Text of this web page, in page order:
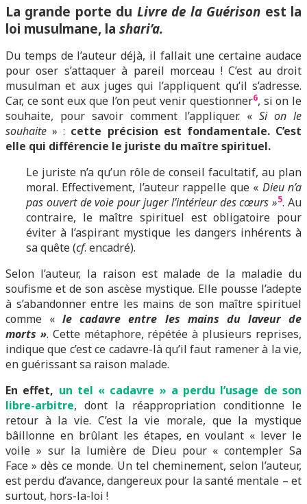
La grande porte du Livre de la Guérison est la
loi musulmane, la shari’a.
Du temps de l’auteur déjà, il fallait une certaine audace
pour oser s’attaquer à pareil morceau ! C’est au droit
musulman et aux juges qui l’appliquent qu’il s’adresse.
Car, ce sont eux que l’on peut venir questionner6, si on le
souhaite, pour savoir comment l’appliquer. « Si on le
souhaite » : cette précision est fondamentale. C’est
elle qui différencie le juriste du maître spirituel.
Le juriste n’a qu’un rôle de conseil facultatif, au plan
moral. Effectivement, l’auteur rappelle que « Dieu n’a
pas ouvert de voie pour juger l’intérieur des cœurs »5. Au
contraire, le maître spirituel est obligatoire pour
éviter à l’aspirant mystique les dangers inhérents à
sa quête (cf. encadré).
Selon l’auteur, la raison est malade de la maladie du
soufisme et de son ascèse mystique. Elle pousse l’adepte
à s’abandonner entre les mains de son maître spirituel
comme «le cadavre entre les mains du laveur de
morts ». Cette métaphore, répétée à plusieurs reprises,
indique que c’est ce cadavre-là qu’il faut ramener à la vie,
en guérissant sa raison malade.
En effet, un tel « cadavre » a perdu l’usage de son
libre-arbitre, dont la réappropriation conditionne le
retour à la vie. C’est la vie morale, que la mystique
bâillonne en brûlant les étapes, en voulant « lever le
voile » sur la lumière de Dieu pour « contempler Sa
Face » dès ce monde. Un tel cheminement, selon l’auteur,
est perdu d’avance, dangereux pour la santé mentale – et
surtout, hors-la-loi !